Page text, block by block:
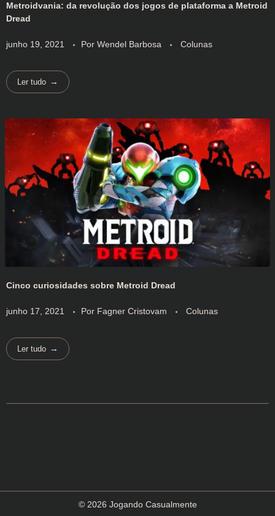
Metroidvania: da revolução dos jogos de plataforma a Metroid
Dread
junho 19, 2021 Por Wendel Barbosa Colunas
Ler tudo
Cinco curiosidades sobre Metroid Dread
junho 17, 2021 Por Fagner Cristovam Colunas
Ler tudo
© 2026 Jogando Casualmente